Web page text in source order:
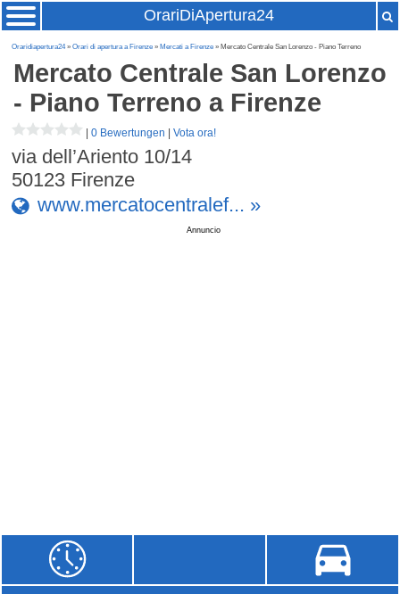
OrariDiApertura24
Oraridiapertura24»Orari di apertura a Firenze » Mercati a Firenze » Mercato Centrale San Lorenzo - Piano Terreno
Mercato Centrale San Lorenzo
- Piano Terreno a Firenze
|0 Bewertungen |Vota ora!
via dell’Ariento 10/14
50123 Firenze
www.mercatocentralef... »
Annuncio